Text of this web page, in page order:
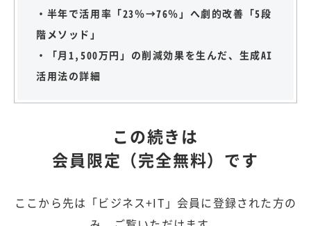
・半年で活用率「23％→76％」へ劇的改善「5段
階メソッド」
・「月1,500万円」の削減効果を生んだ、生成AI
活用法の詳細
この続きは
会員限定（完全無料）です
ここから先は「ビジネス+IT」会員に登録された方の